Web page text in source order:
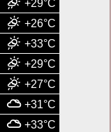
+29°C
+26°C
+33°C
+29°C
+27°C
+31°C
+33°C